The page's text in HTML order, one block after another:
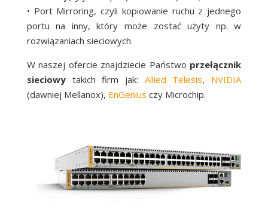
• Port Mirroring, czyli kopiowanie ruchu z jednego
portu na inny, który może zostać użyty np. w
rozwiązaniach sieciowych.
W naszej ofercie znajdziecie Państwo przełącznik
sieciowytakich firm jak: Allied Telesis, NVIDIA
(dawniej Mellanox), EnGenius czy Microchip.